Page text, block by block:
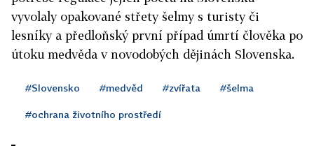
vyvolaly opakované střety šelmy s turisty či
lesníky a předloňský první případ úmrtí člověka po
útoku medvěda v novodobých dějinách Slovenska.
#Slovensko #medvěd #zvířata #šelma
#ochrana životního prostředí